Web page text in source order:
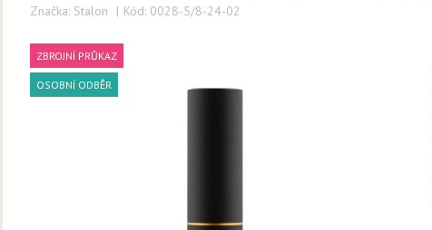
Značka: Stalon Kód: 0028-5/8-24-02
ZBROJNÍ PRŮKAZ
OSOBNÍ ODBĚR